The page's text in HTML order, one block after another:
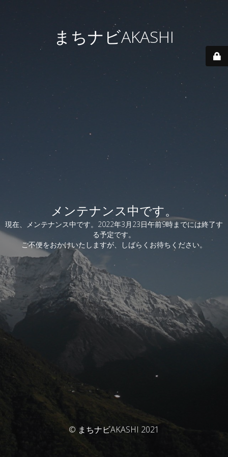
まちナビAKASHI
メンテナンス中です。
現在、メンテナンス中です。2022年3月23日午前9時までには終了す
る予定です。
ご不便をおかけいたしますが、しばらくお待ちください。
© まちナビAKASHI 2021